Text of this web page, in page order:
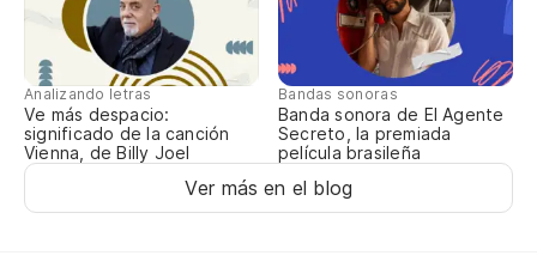
Analizando letras
Ve más despacio:
significado de la canción
Vienna, de Billy Joel
Bandas sonoras
Banda sonora de El Agente
Secreto, la premiada
película brasileña
Ver más en el blog